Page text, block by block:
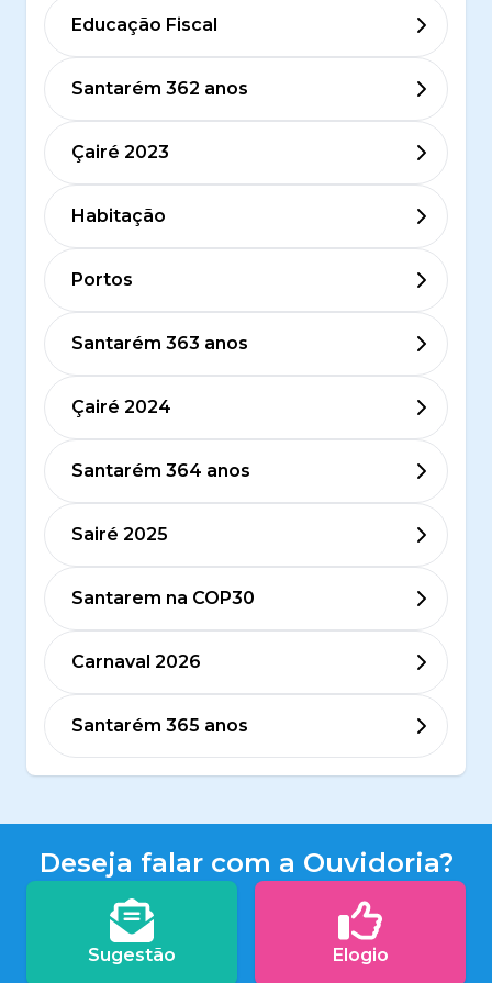
Educação Fiscal
Santarém 362 anos
Çairé 2023
Habitação
Portos
Santarém 363 anos
Çairé 2024
Santarém 364 anos
Sairé 2025
Santarem na COP30
Carnaval 2026
Santarém 365 anos
Deseja falar com a Ouvidoria?
Sugestão Elogio